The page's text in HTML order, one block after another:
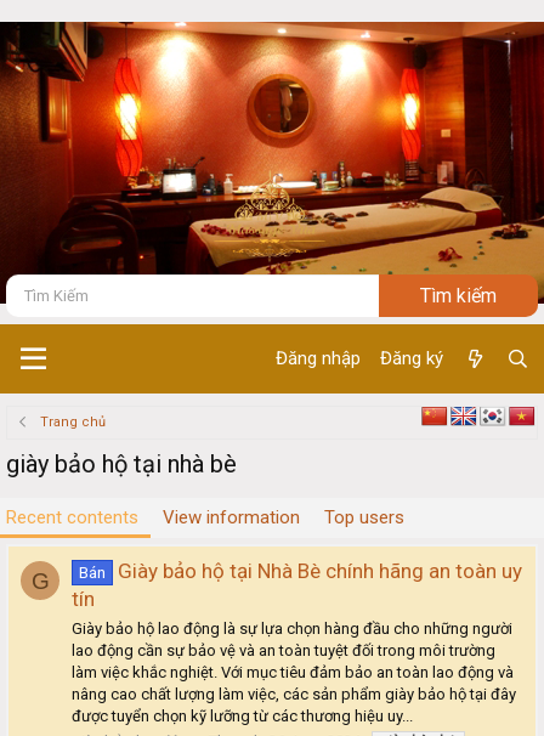
Đăng nhập Đăng ký
Trang chủ
giày bảo hộ tại nhà bè
Recent contents View information Top users
G Bán
Giày bảo hộ tại Nhà Bè chính hãng an toàn uy
tín
Giày bảo hộ lao động là sự lựa chọn hàng đầu cho những người
lao động cần sự bảo vệ và an toàn tuyệt đối trong môi trường
làm việc khắc nghiệt. Với mục tiêu đảm bảo an toàn lao động và
nâng cao chất lượng làm việc, các sản phẩm giày bảo hộ tại đây
được tuyển chọn kỹ lưỡng từ các thương hiệu uy...